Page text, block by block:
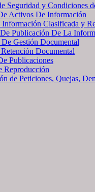
Seguridad y Condiciones
Activos De Información
Clasificada y
Publicación De La
De Gestión Documental
Documental
Publicaciones
Reproducción
de Peticiones, Quejas,